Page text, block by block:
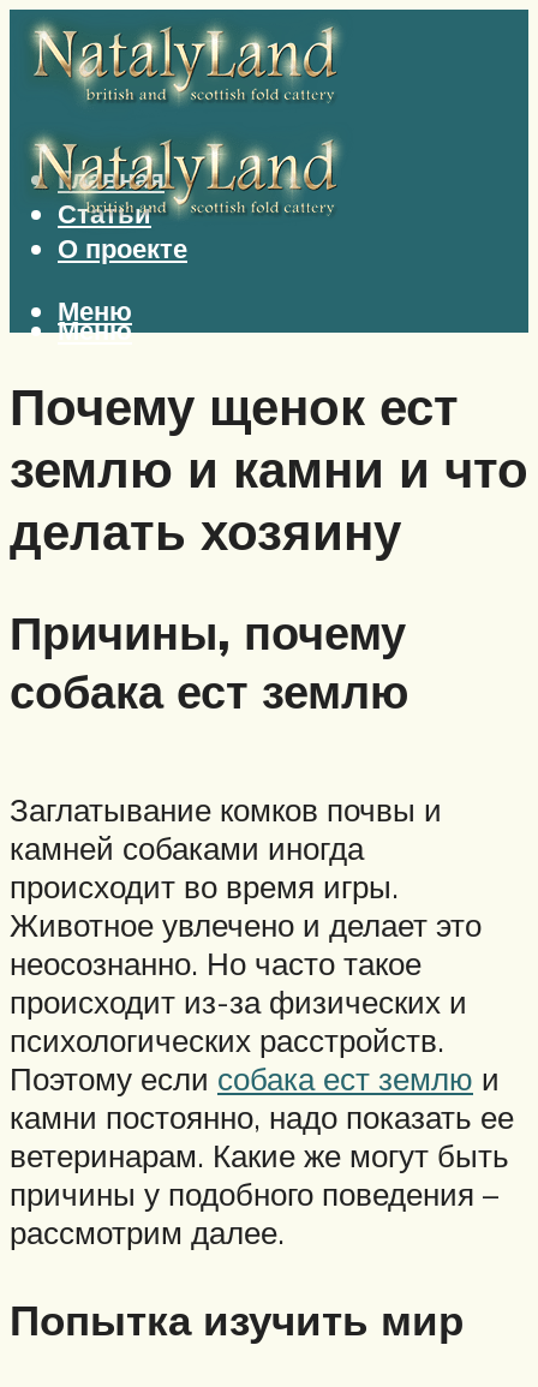
Главная
Статьи
О проекте
Меню
Меню
Почему щенок ест
землю и камни и что
делать хозяину
Причины, почему
собака ест землю
Заглатывание комков почвы и
камней собаками иногда
происходит во время игры.
Животное увлечено и делает это
неосознанно. Но часто такое
происходит из-за физических и
психологических расстройств.
Поэтому если собака ест землю и
камни постоянно, надо показать ее
ветеринарам. Какие же могут быть
причины у подобного поведения –
рассмотрим далее.
Попытка изучить мир